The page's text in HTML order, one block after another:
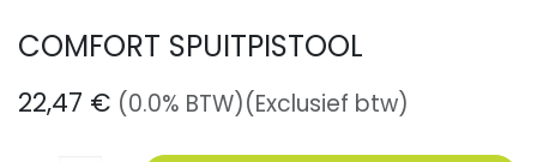
COMFORT SPUITPISTOOL
22,47 € (0.0% BTW)(Exclusief btw)